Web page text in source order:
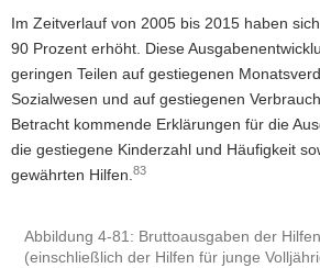
Im Zeitverlauf von 2005 bis 2015 haben
90 Prozent erhöht. Diese
geringen Teilen auf gestiegenen
Sozialwesen und auf gestiegenen
Betracht kommende Erklärungen für die
die gestiegene Kinderzahl und Häufigkeit
gewährten Hilfen.83
Abbildung 4-81: Bruttoausgaben der
(einschließlich der Hilfen für junge